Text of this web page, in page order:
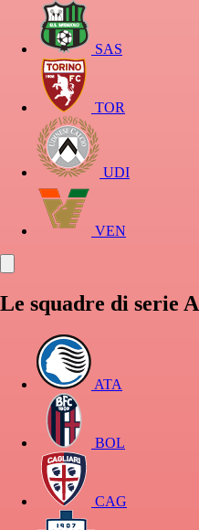
SAS
TOR
UDI
VEN
Le squadre di serie A
ATA
BOL
CAG